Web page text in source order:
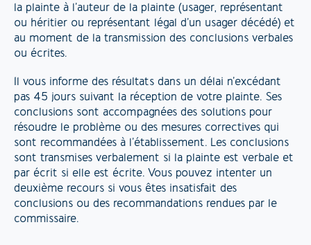
la plainte à l’auteur de la plainte (usager, représentant
ou héritier ou représentant légal d’un usager décédé) et
au moment de la transmission des conclusions verbales
ou écrites.
Il vous informe des résultats dans un délai n’excédant
pas 45 jours suivant la réception de votre plainte. Ses
conclusions sont accompagnées des solutions pour
résoudre le problème ou des mesures correctives qui
sont recommandées à l’établissement. Les conclusions
sont transmises verbalement si la plainte est verbale et
par écrit si elle est écrite. Vous pouvez intenter un
deuxième recours si vous êtes insatisfait des
conclusions ou des recommandations rendues par le
commissaire.